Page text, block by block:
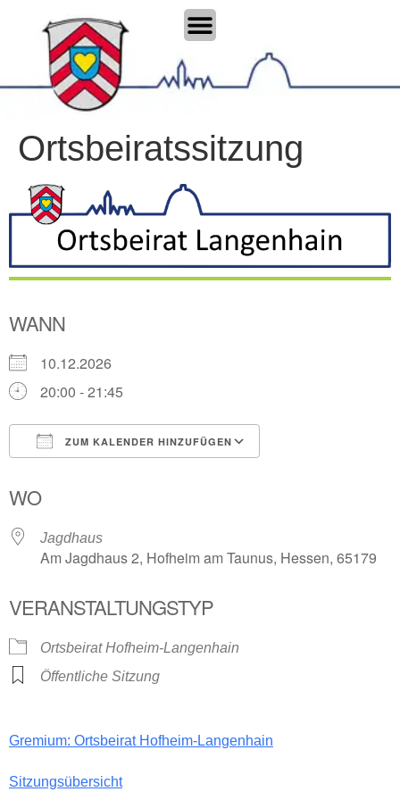
Ortsbeiratssitzung
WANN
10.12.2026
20:00 - 21:45
ZUM KALENDER HINZUFÜGEN
WO
Jagdhaus
Am Jagdhaus 2, Hofheim am Taunus, Hessen, 65179
VERANSTALTUNGSTYP
Ortsbeirat Hofheim-Langenhain
Öffentliche Sitzung
Gremium: Ortsbeirat Hofheim-Langenhain
Sitzungsübersicht